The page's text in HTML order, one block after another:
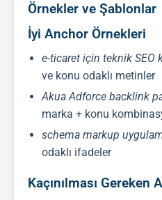
Örnekler ve Şablonlar
İyi Anchor Örnekleri
e-ticaret için teknik SEO
ve konu odaklı metinler
Akua Adforce backlink
marka + konu
schema markup
odaklı ifadeler
Kaçınılması Gereken